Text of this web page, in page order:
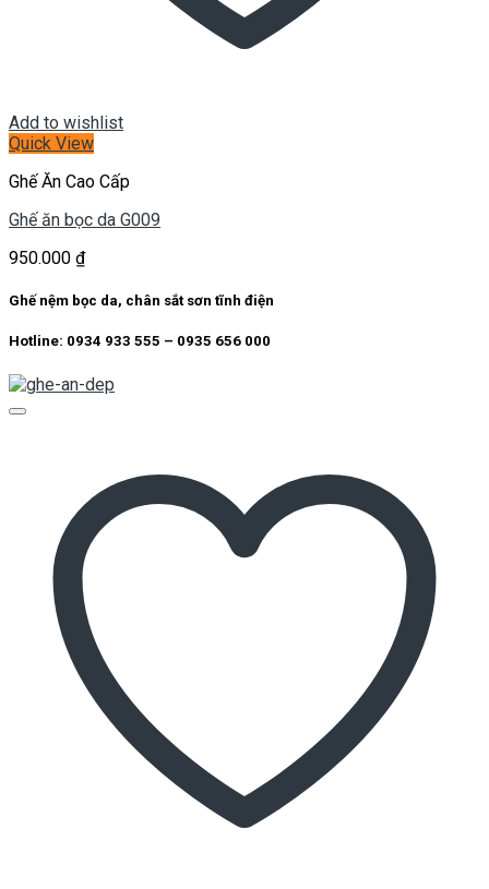
Add to wishlist
Quick View
Ghế Ăn Cao Cấp
Ghế ăn bọc da G009
950.000 ₫
Ghế nệm bọc da, chân sắt sơn tĩnh điện
Hotline: 0934 933 555 – 0935 656 000